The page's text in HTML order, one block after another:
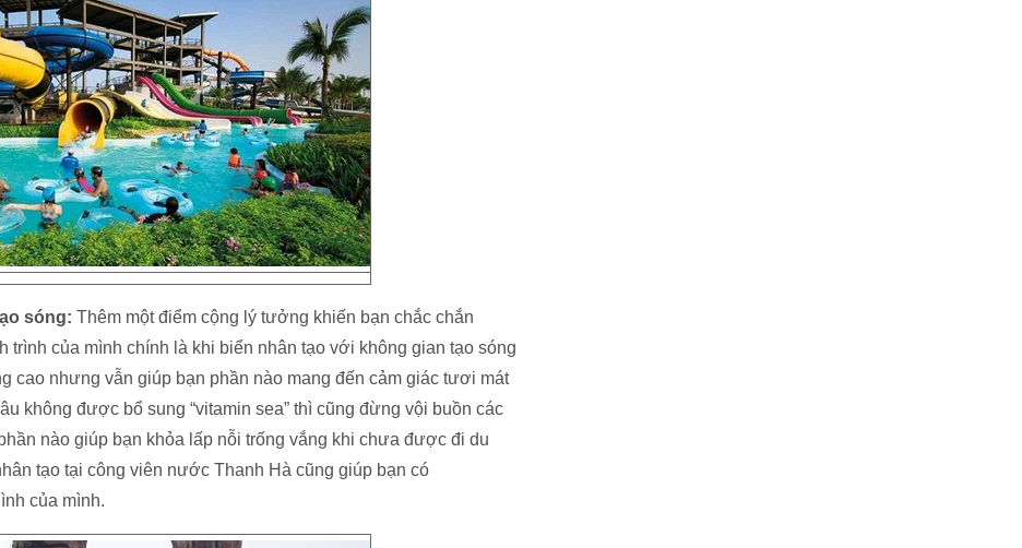
sóng: Thêm một điểm cộng lý tưởng khiến bạn chắc chắn
trình của mình chính là khi biển nhân tạo với không gian tạo sóng
cao nhưng vẫn giúp bạn phần nào mang đến cảm giác tươi mát
không được bổ sung “vitamin sea” thì cũng đừng vội buồn các
nào giúp bạn khỏa lấp nỗi trống vắng khi chưa được đi du
tạo tại công viên nước Thanh Hà cũng giúp bạn có
của mình.